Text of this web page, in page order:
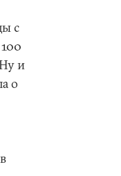
с
и
о